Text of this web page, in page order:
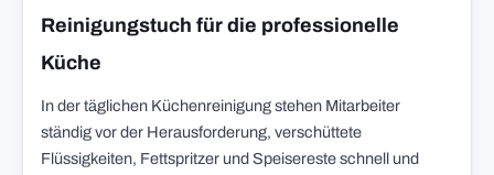
Reinigungstuch für die professionelle
Küche
In der täglichen Küchenreinigung stehen Mitarbeiter
ständig vor der Herausforderung, verschüttete
Flüssigkeiten, Fettspritzer und Speisereste schnell und